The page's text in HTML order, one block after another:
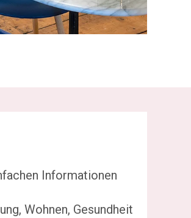
Informationen
Wohnen, Gesundheit